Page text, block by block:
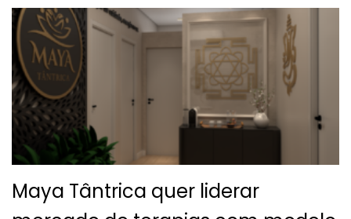
Maya Tântrica quer liderar